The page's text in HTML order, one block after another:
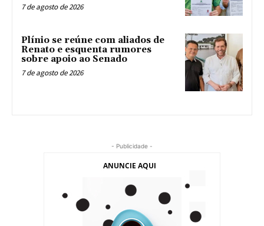
7 de agosto de 2026
Plínio se reúne com aliados de
Renato e esquenta rumores
sobre apoio ao Senado
7 de agosto de 2026
- Publicidade -